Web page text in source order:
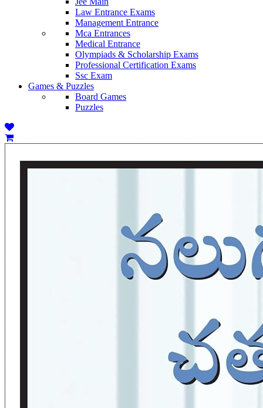
Law Entrance Exams
Management Entrance
Mca Entrances
Medical Entrance
Olympiads & Scholarship Exams
Professional Certification Exams
Ssc Exam
Games & Puzzles
Board Games
Puzzles